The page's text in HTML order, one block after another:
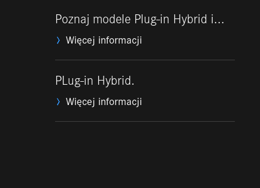
Poznaj modele Plug-in Hybrid i...
Więcej informacji
PLug-in Hybrid.
Więcej informacji